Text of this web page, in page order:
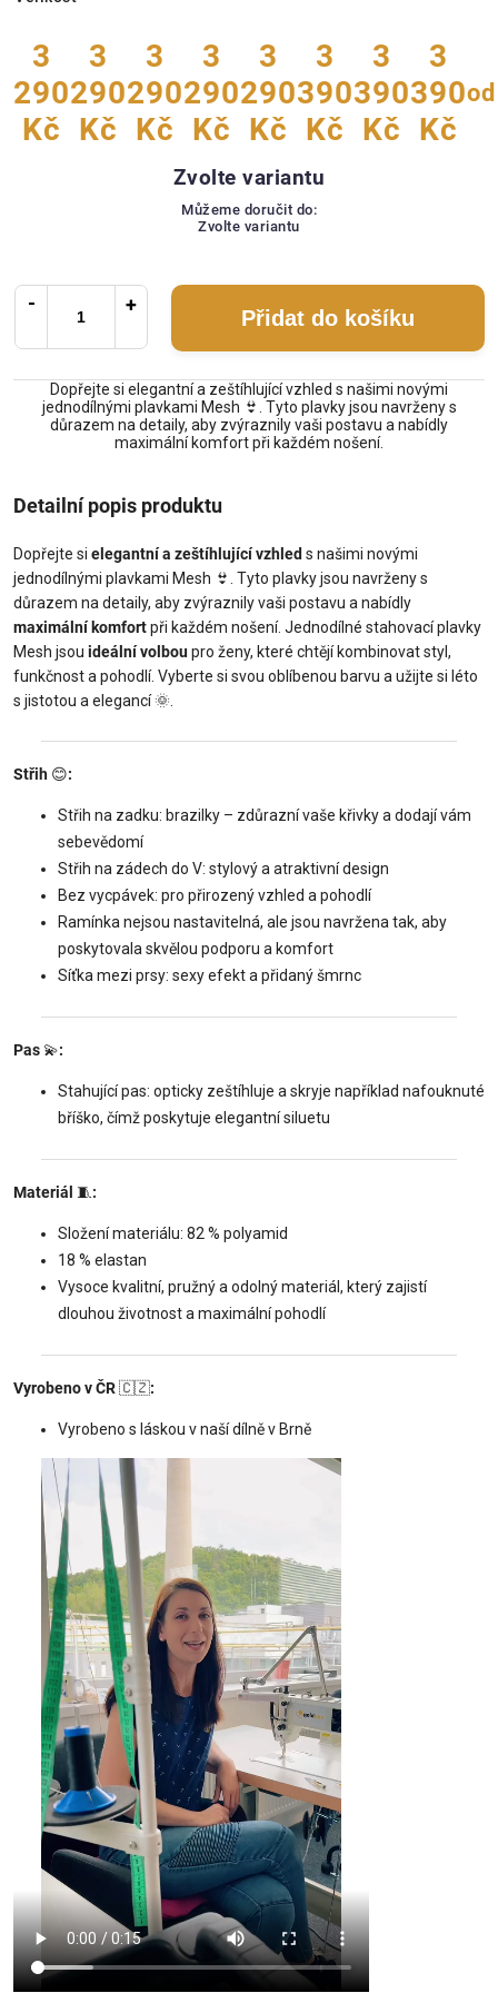
3
290
Kč
3
290
Kč
3
290
Kč
3
290
Kč
3
290
Kč
3
390
Kč
3
390
Kč
3
390
Kč
od
Zvolte variantu
Můžeme doručit do:
Zvolte variantu
Přidat do košíku
Dopřejte si elegantní a zeštíhlující vzhled s našimi novými
jednodílnými plavkami Mesh 👙. Tyto plavky jsou navrženy s
důrazem na detaily, aby zvýraznily vaši postavu a nabídly
maximální komfort při každém nošení.
Detailní popis produktu
Dopřejte si elegantní a zeštíhlující vzhled s našimi novými
jednodílnými plavkami Mesh 👙 . Tyto plavky jsou navrženy s
důrazem na detaily, aby zvýraznily vaši postavu a nabídly
maximální komfortpři každém nošení. Jednodílné stahovací plavky
Mesh jsou ideální volboupro ženy, které chtějí kombinovat styl,
funkčnost a pohodlí. Vyberte si svou oblíbenou barvu a užijte si léto
s jistotou a elegancí🌞
Střih 😊:
Střih na zadku: brazilky – zdůrazní vaše křivky a dodají vám
sebevědomí
Střih na zádech do V: stylový a atraktivní design
Bez vycpávek: pro přirozený vzhled a pohodlí
Ramínka nejsou nastavitelná, ale jsou navržena tak, aby
poskytovala skvělou podporu a komfort
Síťka mezi prsy: sexy efekt a přidaný šmrnc
Pas💫:
Stahující pas: opticky zeštíhluje a skryje například nafouknuté
bříško, čímž poskytuje elegantní siluetu
Materiál 🧵:
Složení materiálu: 82 % polyamid
18 % elastan
Vysoce kvalitní, pružný a odolný materiál, který zajistí
dlouhou životnost a maximální pohodlí
Vyrobeno v ČR🇨🇿:
Vyrobeno s láskou v naší dílně v Brně